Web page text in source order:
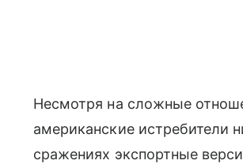
Несмотря на сложные
американские истребители
сражениях экспортные